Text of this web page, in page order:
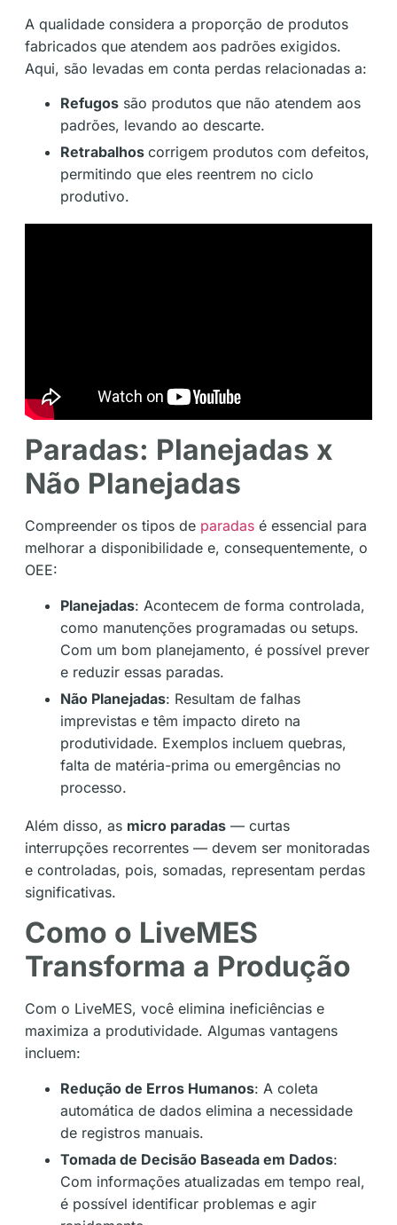
A qualidade considera a proporção de produtos
fabricados que atendem aos padrões exigidos.
Aqui, são levadas em conta perdas relacionadas a:
Refugos são produtos que não atendem aos
padrões, levando ao descarte.
Retrabalhos corrigem produtos com defeitos,
permitindo que eles reentrem no ciclo
produtivo.
Paradas: Planejadas x
Não Planejadas
Compreender os tipos de paradas é essencial para
melhorar a disponibilidade e, consequentemente, o
OEE:
Planejadas: Acontecem de forma controlada,
como manutenções programadas ou setups.
Com um bom planejamento, é possível prever
e reduzir essas paradas.
Não Planejadas: Resultam de falhas
imprevistas e têm impacto direto na
produtividade. Exemplos incluem quebras,
falta de matéria-prima ou emergências no
processo.
Além disso, as micro paradas — curtas
interrupções recorrentes — devem ser monitoradas
e controladas, pois, somadas, representam perdas
significativas.
Como o LiveMES
Transforma a Produção
Com o LiveMES, você elimina ineficiências e
maximiza a produtividade. Algumas vantagens
incluem:
Redução de Erros Humanos: A coleta
automática de dados elimina a necessidade
de registros manuais.
Tomada de Decisão Baseada em Dados:
Com informações atualizadas em tempo real,
é possível identificar problemas e agir